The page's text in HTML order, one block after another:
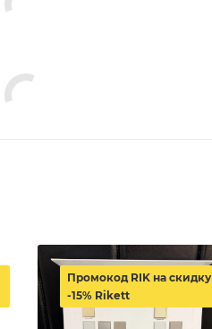
Промокод RIK на скидку
-15% Rikett